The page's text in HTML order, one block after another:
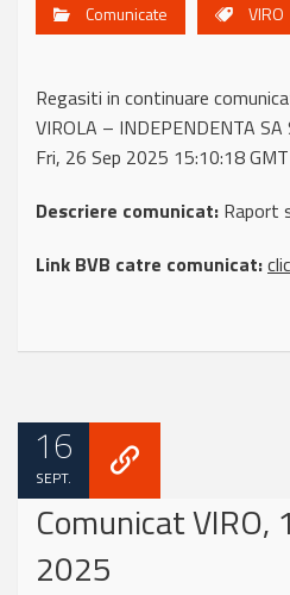
Comunicate VIRO
Regasiti in continuare
VIROLA – INDEPENDENTA SA
Fri, 26 Sep 2025 15:10:18 GMT
Descriere comunicat: Raport
Link BVB catre comunicat:
16
SEPT.
Comunicat
2025